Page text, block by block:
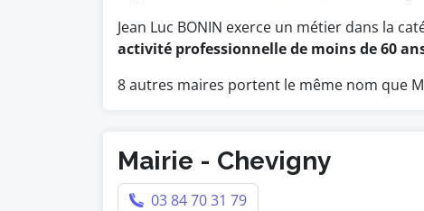
Jean Luc BONIN exerce un métier dans la
activité professionnelle de moins de 60
8 autres maires portent le même nom que
Mairie - Chevigny
03 84 70 31 79